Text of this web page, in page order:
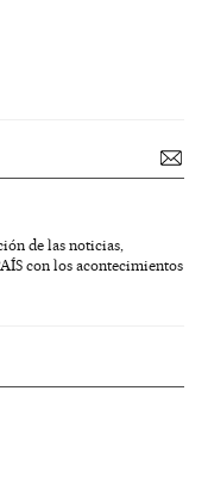
de las noticias,
con los acontecimientos